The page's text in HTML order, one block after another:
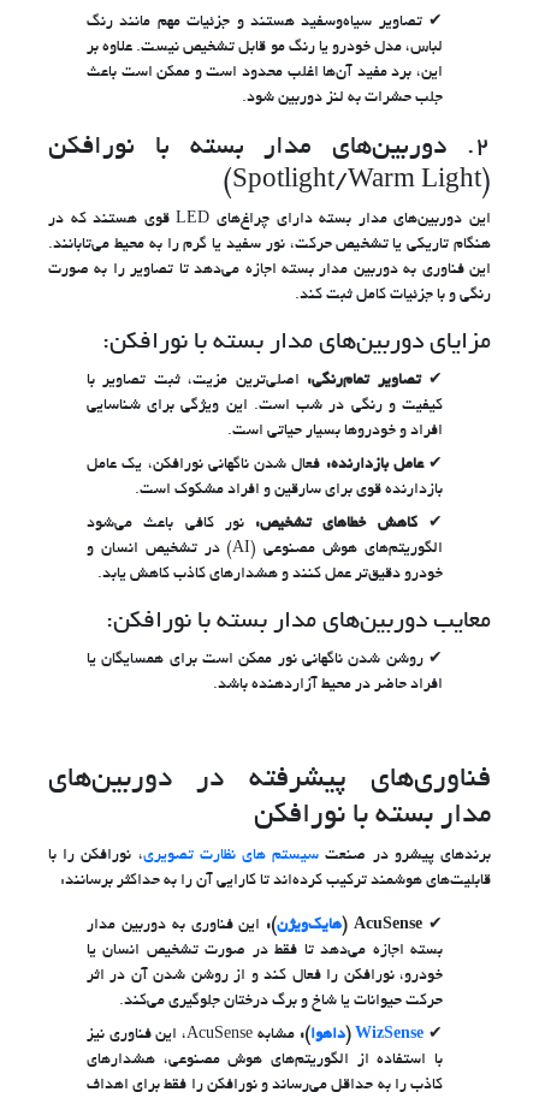
تصاویر سیاه‌وسفید هستند و جزئیات مهم مانند رنگ
لباس، مدل خودرو یا رنگ مو قابل تشخیص نیست. علاوه بر
این، برد مفید آن‌ها اغلب محدود است و ممکن است باعث
جلب حشرات به لنز دوربین شود.
۲. دوربین‌های مدار بسته با نورافکن
(Spotlight/Warm Light)
این دوربین‌های مدار بسته دارای چراغ‌های LED قوی هستند که در
هنگام تاریکی یا تشخیص حرکت، نور سفید یا گرم را به محیط می‌تابانند.
این فناوری به دوربین مدار بسته اجازه می‌دهد تا تصاویر را به صورت
رنگی و با جزئیات کامل ثبت کند.
مزایای دوربین‌های مدار بسته با نورافکن:
تصاویر تمام‌رنگی: اصلی‌ترین مزیت، ثبت تصاویر با
کیفیت و رنگی در شب است. این ویژگی برای شناسایی
افراد و خودروها بسیار حیاتی است.
عامل بازدارنده: فعال شدن ناگهانی نورافکن، یک عامل
بازدارنده قوی برای سارقین و افراد مشکوک است.
کاهش خطاهای تشخیص: نور کافی باعث می‌شود
الگوریتم‌های هوش مصنوعی (AI) در تشخیص انسان و
خودرو دقیق‌تر عمل کنند و هشدارهای کاذب کاهش یابد.
معایب دوربین‌های مدار بسته با نورافکن:
روشن شدن ناگهانی نور ممکن است برای همسایگان یا
افراد حاضر در محیط آزاردهنده باشد.
فناوری‌های پیشرفته در دوربین‌های
مدار بسته با نورافکن
برندهای پیشرو در صنعت سیستم های نظارت تصویری، نورافکن را با
قابلیت‌های هوشمند ترکیب کرده‌اند تا کارایی آن را به حداکثر برسانند:
AcuSense ( هایک‌ویژن): این فناوری به دوربین مدار
بسته اجازه می‌دهد تا فقط در صورت تشخیص انسان یا
خودرو، نورافکن را فعال کند و از روشن شدن آن در اثر
حرکت حیوانات یا شاخ و برگ درختان جلوگیری می‌کند.
WizSense
(داهوا):
مشابه AcuSense، این فناوری نیز
با استفاده از الگوریتم‌های هوش مصنوعی، هشدارهای
کاذب را به حداقل می‌رساند و نورافکن را فقط برای اهداف